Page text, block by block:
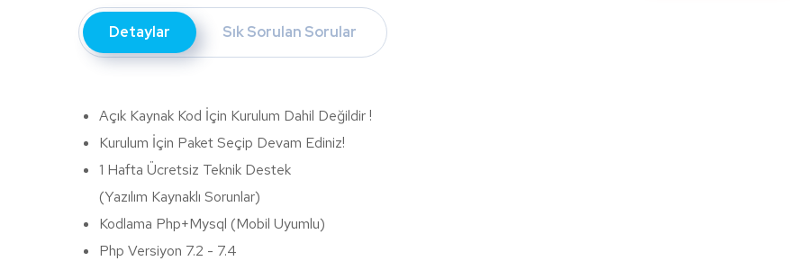
Detaylar Sık Sorulan Sorular
Açık Kaynak Kod İçin Kurulum Dahil Değildir !
Kurulum İçin Paket Seçip Devam Ediniz!
1 Hafta Ücretsiz Teknik Destek
(Yazılım Kaynaklı Sorunlar)
Kodlama Php+Mysql (Mobil Uyumlu)
Php Versiyon 7.2 - 7.4